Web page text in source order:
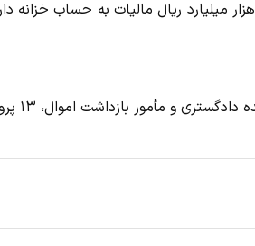
مخفی نموده بود، مورد رصد قرار گرفت و با شناسایی متهمان، نهایتاً بیش از ۲۱ هزار میلیارد ریال
وی همچنین اظهار